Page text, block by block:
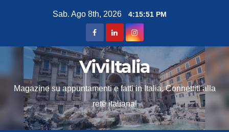
Sab. Ago 8th, 2026 4:15:52 PM
ViviItalia
Magazine su appuntamenti e fatti in Italia. Connettiti alla
rete italiana!